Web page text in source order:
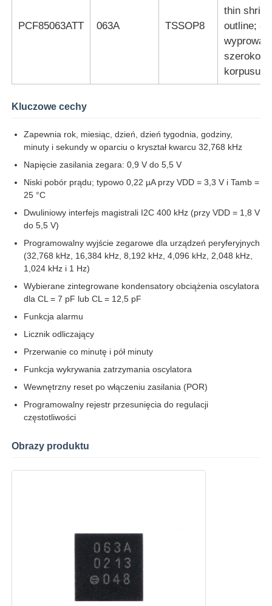
Jednostka mikrokontrolera MCU
Układ scalony MPU
CPLD PLD
Detektor termiczny w podczerwieni
Układ scalony DSP
Układ pamięci DRAM
Chip EEPROM
Chip PSRAM
Błysk NOR
Układ scalony EPROM
Obwody zintegrowane RF
PCF85063ATT 063A TSSOP8
thin
outline; 8
szerokość
korpusu 3
Kluczowe cechy
Zapewnia rok, miesiąc, dzień, dzień tygodnia, godziny,
minuty i sekundy w oparciu o kryształ kwarcu 32,768 kHz
Napięcie zasilania zegara: 0,9 V do 5,5 V
Niski pobór prądu; typowo 0,22 µA przy VDD = 3,3 V i Tamb =
25 °C
Dwuliniowy interfejs magistrali I2C 400 kHz (przy VDD = 1,8 V
do 5,5 V)
Programowalny wyjście zegarowe dla urządzeń peryferyjnych
(32,768 kHz, 16,384 kHz, 8,192 kHz, 4,096 kHz, 2,048 kHz,
1,024 kHz i 1 Hz)
Wybierane zintegrowane kondensatory obciążenia oscylatora
dla CL = 7 pF lub CL = 12,5 pF
Funkcja alarmu
Licznik odliczający
Przerwanie co minutę i pół minuty
Funkcja wykrywania zatrzymania oscylatora
Wewnętrzny reset po włączeniu zasilania (POR)
Programowalny rejestr przesunięcia do regulacji
częstotliwości
Obrazy produktu